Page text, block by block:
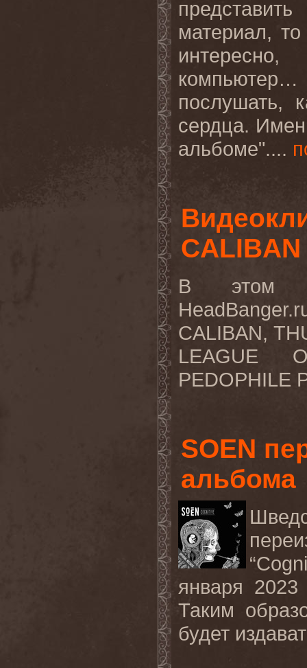
материал,
послушать,
сердца.
альбоме"....
В этом
CALIBAN,
LEAGUE
PEDOPHILE
SOEN
альбома
января
Таким
будет